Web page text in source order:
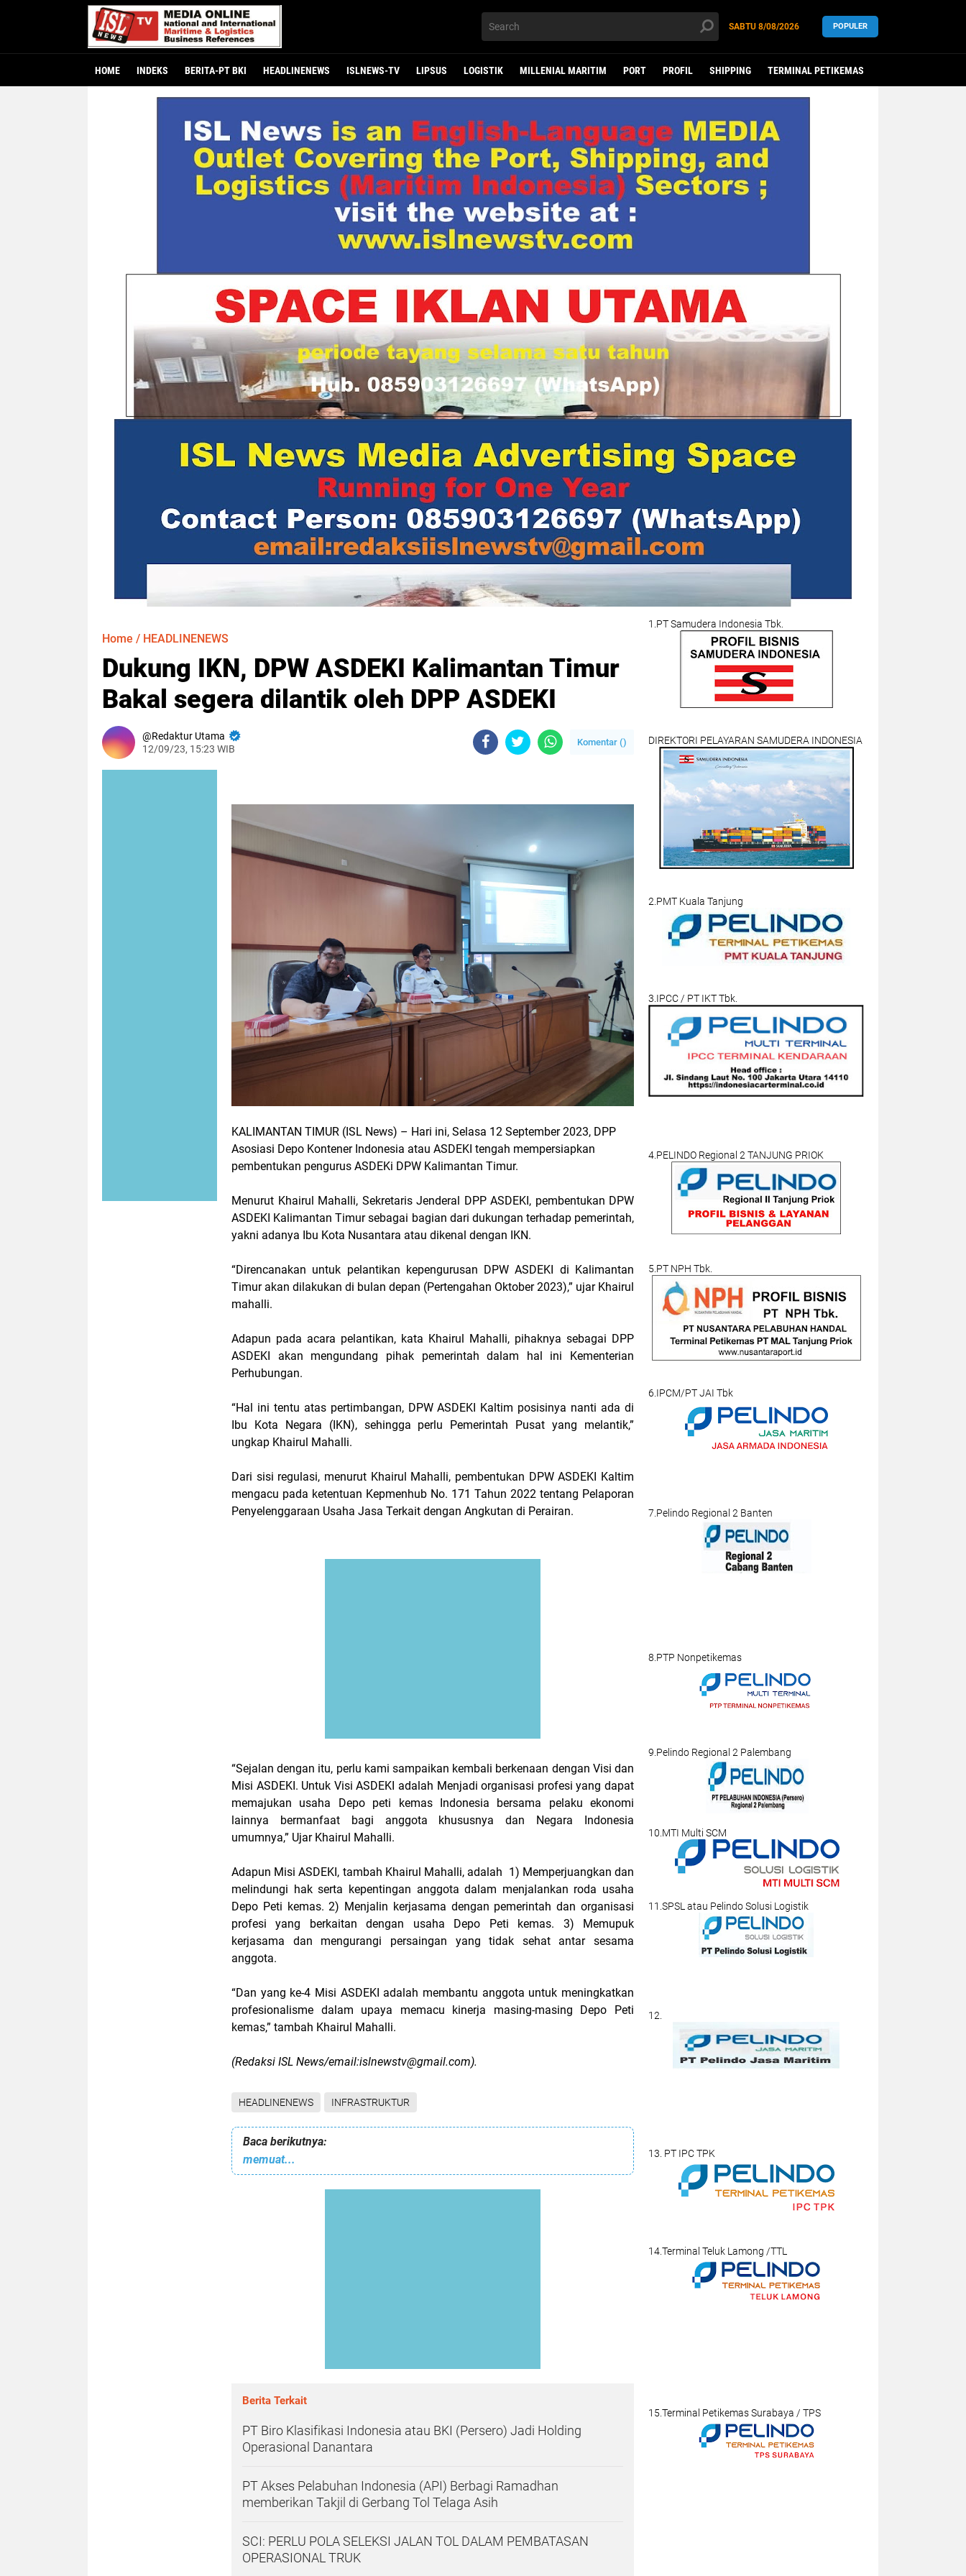
SABTU 8/08/2026 POPULER
HOME INDEKS BERITA-PT BKI HEADLINENEWS ISLNEWS-TV LIPSUS LOGISTIK MILLENIAL MARITIM PORT PROFIL SHIPPING TERMINAL PETIKEMAS
Home / HEADLINENEWS
Dukung IKN, DPW ASDEKI Kalimantan Timur
Bakal segera dilantik oleh DPP ASDEKI
Redaktur Utama
12/09/23, 15:23 WIB
Komentar ()
KALIMANTAN TIMUR (ISL News) – Hari ini, Selasa 12 September 2023, DPP
Asosiasi Depo Kontener Indonesia atau ASDEKI tengah mempersiapkan
pembentukan pengurus ASDEKi DPW Kalimantan Timur.
Menurut Khairul Mahalli, Sekretaris Jenderal DPP ASDEKI, pembentukan DPW
ASDEKI Kalimantan Timur sebagai bagian dari dukungan terhadap pemerintah,
yakni adanya Ibu Kota Nusantara atau dikenal dengan IKN.
“Direncanakan untuk pelantikan kepengurusan DPW ASDEKI di Kalimantan
Timur akan dilakukan di bulan depan (Pertengahan Oktober 2023),” ujar Khairul
mahalli.
Adapun pada acara pelantikan, kata Khairul Mahalli, pihaknya sebagai DPP
ASDEKI akan mengundang pihak pemerintah dalam hal ini Kementerian
Perhubungan.
“Hal ini tentu atas pertimbangan, DPW ASDEKI Kaltim posisinya nanti ada di
Ibu Kota Negara (IKN), sehingga perlu Pemerintah Pusat yang melantik,”
ungkap Khairul Mahalli.
Dari sisi regulasi, menurut Khairul Mahalli, pembentukan DPW ASDEKI Kaltim
mengacu pada ketentuan Kepmenhub No. 171 Tahun 2022 tentang Pelaporan
Penyelenggaraan Usaha Jasa Terkait dengan Angkutan di Perairan.
“Sejalan dengan itu, perlu kami sampaikan kembali berkenaan dengan Visi dan
Misi ASDEKI. Untuk Visi ASDEKI adalah Menjadi organisasi profesi yang dapat
memajukan usaha Depo peti kemas Indonesia bersama pelaku ekonomi
lainnya bermanfaat bagi anggota khususnya dan Negara Indonesia
umumnya,” Ujar Khairul Mahalli.
Adapun Misi ASDEKI, tambah Khairul Mahalli, adalah 1) Memperjuangkan dan
melindungi hak serta kepentingan anggota dalam menjalankan roda usaha
Depo Peti kemas. 2) Menjalin kerjasama dengan pemerintah dan organisasi
profesi yang berkaitan dengan usaha Depo Peti kemas. 3) Memupuk
kerjasama dan mengurangi persaingan yang tidak sehat antar sesama
anggota.
“Dan yang ke-4 Misi ASDEKI adalah membantu anggota untuk meningkatkan
profesionalisme dalam upaya memacu kinerja masing-masing Depo Peti
kemas,” tambah Khairul Mahalli.
(Redaksi ISL News/email:islnewstv@gmail.com).
HEADLINENEWS INFRASTRUKTUR
Baca berikutnya:
memuat...
Berita Terkait
PT Biro Klasifikasi Indonesia atau BKI (Persero) Jadi Holding
Operasional Danantara
PT Akses Pelabuhan Indonesia (API) Berbagi Ramadhan
memberikan Takjil di Gerbang Tol Telaga Asih
SCI: PERLU POLA SELEKSI JALAN TOL DALAM PEMBATASAN
OPERASIONAL TRUK
1.PT Samudera Indonesia Tbk.
DIREKTORI PELAYARAN SAMUDERA INDONESIA
2.PMT Kuala Tanjung
3.IPCC / PT IKT Tbk.
4.PELINDO Regional 2 TANJUNG PRIOK
5.PT NPH Tbk.
6.IPCM/PT JAI Tbk
7.Pelindo Regional 2 Banten
8.PTP Nonpetikemas
9.Pelindo Regional 2 Palembang
10.MTI Multi SCM
11.SPSL atau Pelindo Solusi Logistik
12.
13. PT IPC TPK
14.Terminal Teluk Lamong /TTL
15.Terminal Petikemas Surabaya / TPS